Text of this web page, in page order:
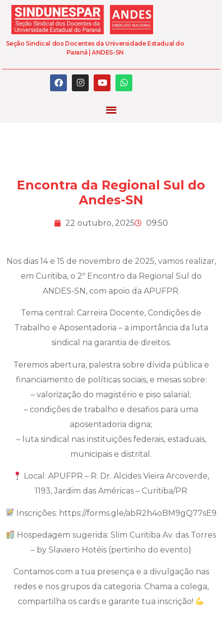
Seção Sindical dos Docentes da Universidade Estadual do
Paraná | ANDES-SN
Encontra da Regional Sul do
Andes-SN
22 outubro, 2025 09:50
Nos dias 14 e 15 de novembro de 2025, vamos realizar,
em Curitiba, o 2º Encontro da Regional Sul do
ANDES-SN, com apoio da APUFPR.
Tema central: Carreira Docente, Condições de
Trabalho e Aposentadoria – a importância da luta
sindical na garantia de direitos.
Teremos abertura, palestra sobre dívida pública e
financiamento de políticas sociais, e mesas sobre:
– valorização do magistério e piso salarial;
– condições de trabalho e desafios para uma
aposentadoria digna;
– luta sindical nas instituições federais, estaduais,
municipais e distrital.
Local: APUFPR – R. Dr. Alcides Vieira Arcoverde,
1193, Jardim das Américas – Curitiba/PR
Inscrições: https://forms.gle/abR2h4oBM9gQ77sE9
Hospedagem sugerida: Slim Curitiba Av. das Torres
– by Slaviero Hotéis (pertinho do evento)
Contamos com a tua presença e a divulgação nas
redes e nos grupos da categoria. Chama a colega,
compartilha os cards e garante tua inscrição!